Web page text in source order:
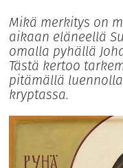
Mikä merkitys on
aikaan eläneellä
omalla pyhällä
Tästä kertoo
pitämällä luennolla
kryptassa.